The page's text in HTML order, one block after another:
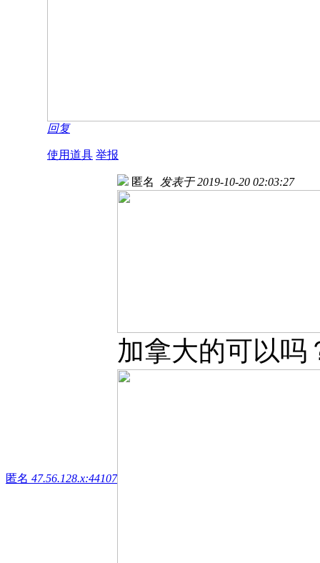
回复
使用道具 举报
匿名 47.56.128.x:44107
匿名 发表于 2019-10-20 02:03:27
加拿大的可以吗